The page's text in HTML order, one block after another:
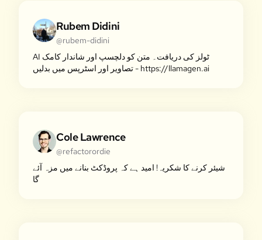
Rubem Didini
@rubem-didini
AI ٹولز کی دریافت۔ متن کو دلچسپ اور شاندار کامک
تصاویر اور اسٹرپس میں بدلیں - https://llamagen.ai
Cole Lawrence
@refactorordie
شیئر کرنے کا شکریہ! امید ہے کہ پروڈکٹ بنانے میں مزہ آئے
گا